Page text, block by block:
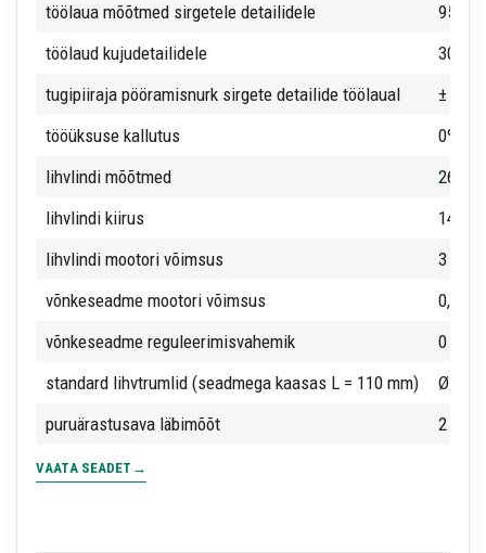
töölaua mõõtmed sirgetele detailidele
950 x
töölaud kujudetailidele
300 x
tugipiiraja pööramisnurk sirgete detailide töölaual
± 45º
tööüksuse kallutus
0º ÷
lihvlindi mõõtmed
2640
lihvlindi kiirus
14 m/
lihvlindi mootori võimsus
3 kW
võnkeseadme mootori võimsus
0,11
võnkeseadme reguleerimisvahemik
0 ÷
standard lihvtrumlid (seadmega kaasas L = 110 mm)
Ø 25/
puruärastusava läbimõõt
2 x
VAATA SEADET